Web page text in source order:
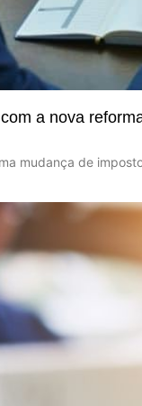
a nova
mudança de